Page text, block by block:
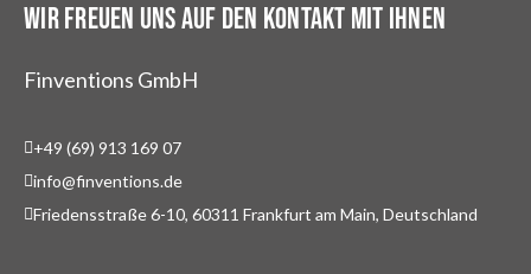
WIR FREUEN UNS AUF DEN KONTAKT MIT IHNEN
Finventions GmbH
+49 (69) 913 169 07
info@finventions.de
Friedensstraße 6-10, 60311 Frankfurt am Main, Deutschland